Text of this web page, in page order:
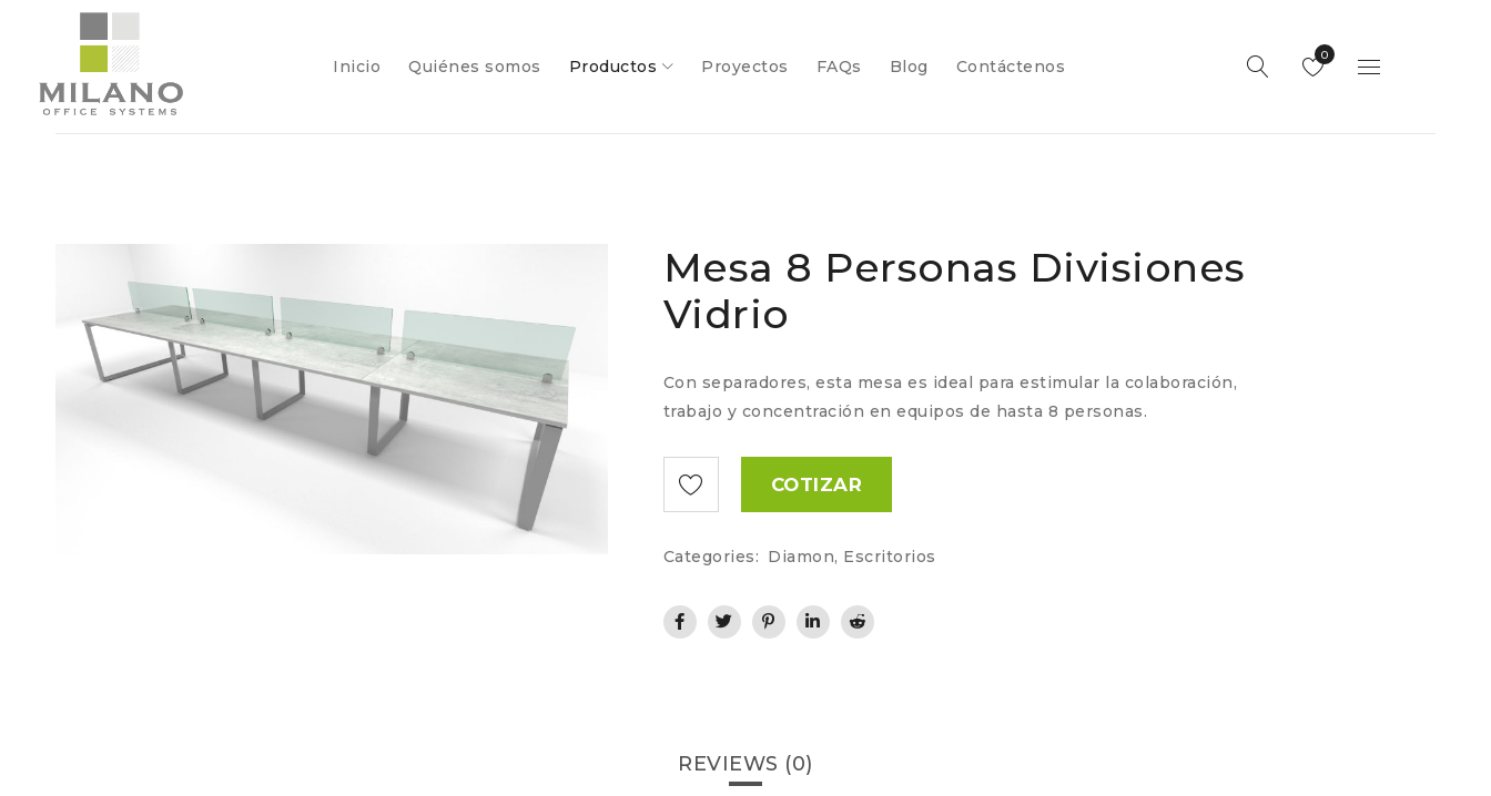
Inicio Quiénes somos Productos Proyectos FAQs Blog Contáctenos
0
Mesa 8 Personas Divisiones
Vidrio
Con separadores, esta mesa es ideal para estimular la colaboración,
trabajo y concentración en equipos de hasta 8 personas.
COTIZAR
Categories: Diamon, Escritorios
REVIEWS (0)